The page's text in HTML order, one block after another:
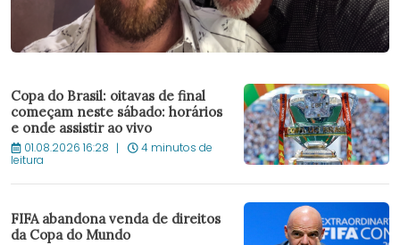
Copa do Brasil: oitavas de final
começam neste sábado: horários
e onde assistir ao vivo
01.08.2026 16:28 4 minutos de
leitura
FIFA abandona venda de direitos
da Copa do Mundo